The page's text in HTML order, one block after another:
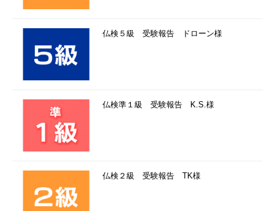
仏検５級 受験報告 ドローン様
仏検準１級 受験報告 K.S.様
仏検２級 受験報告 TK様